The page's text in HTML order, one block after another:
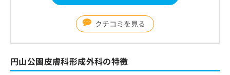
クチコミを見る
円山公園皮膚科形成外科の特徴